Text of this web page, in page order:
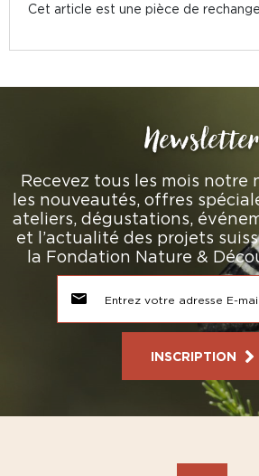
Cet article est une pièce de rechange.
Newsletter
Recevez tous les mois notre
les nouveautés, offres
ateliers, dégustations,
et l’actualité des projets
la Fondation Nature &
INSCRIPTION